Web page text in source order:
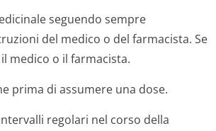
seguendo sempre
del medico o del farmacista. Se
medico o il farmacista.
prima di assumere una dose.
regolari nel corso della